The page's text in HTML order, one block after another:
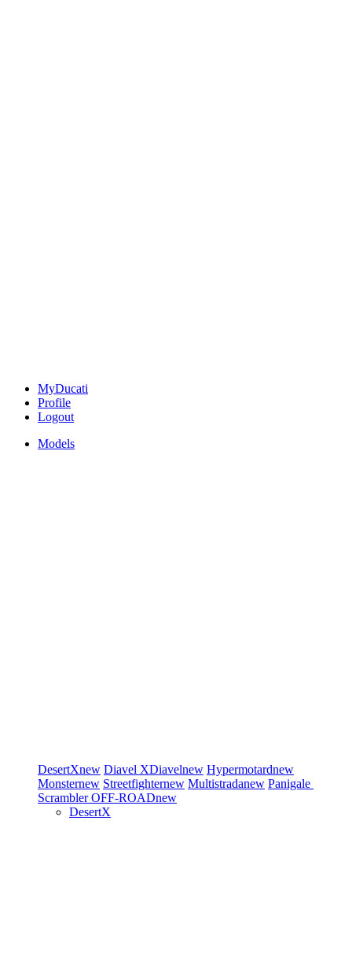
MyDucati
Profile
Logout
Models
DesertXnew Diavel XDiavelnew Hypermotardnew
Monsternew Streetfighternew Multistradanew Panigale
ScramblerOFF-ROADnew
DesertX